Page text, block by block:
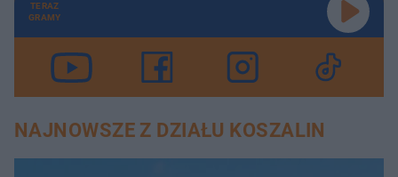
TERAZ
GRAMY
NAJNOWSZE Z DZIAŁU KOSZALIN